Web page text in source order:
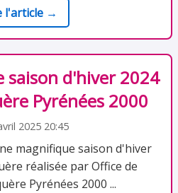
l'article →
saison d'hiver 2024
Pyrénées 2000
2025 20:45
magnifique saison d'hiver
réalisée par Office de
Pyrénées 2000 ...